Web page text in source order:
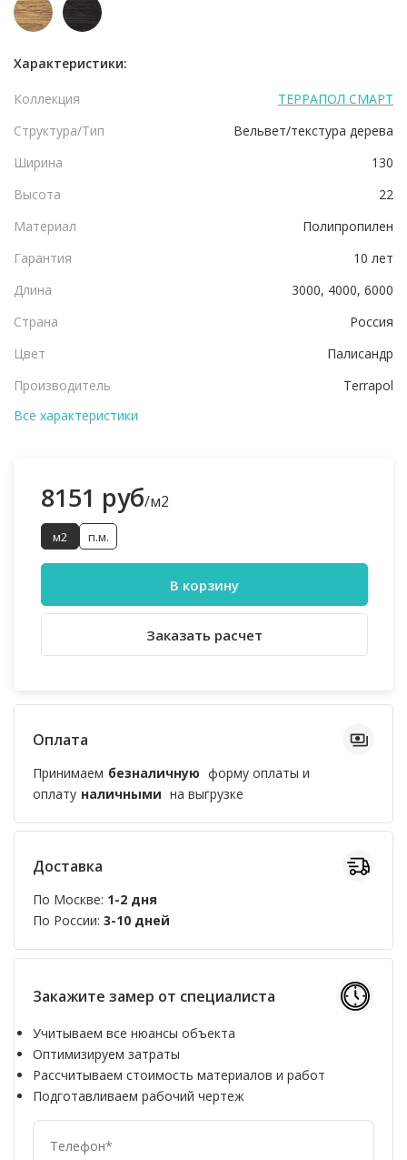
Характеристики:
Коллекция
ТЕРРАПОЛ СМАРТ
Структура/Тип
Вельвет/текстура дерева
Ширина
130
Высота
22
Материал
Полипропилен
Гарантия
10 лет
Длина
3000, 4000, 6000
Страна
Россия
Цвет
Палисандр
Производитель
Terrapol
Все характеристики
8151 руб/м2
м2 п.м.
В корзину
Заказать расчет
Оплата
Принимаем безналичную форму оплаты и
оплату наличными на выгрузке
Доставка
По Москве: 1-2 дня
По России: 3-10 дней
Закажите замер от специалиста
Учитываем все нюансы объекта
Оптимизируем затраты
Рассчитываем стоимость материалов и работ
Подготавливаем рабочий чертеж